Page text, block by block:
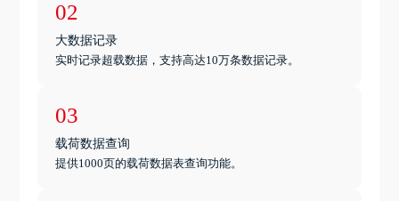
02
大数据记录
实时记录超载数据，支持高达10万条数据记录。
03
载荷数据查询
提供1000页的载荷数据表查询功能。